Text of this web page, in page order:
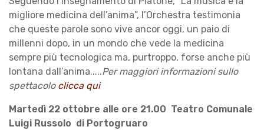
migliore medicina dell’anima”, l’Orchestra testimonia
che queste parole sono vive ancor oggi, un paio di
millenni dopo, in un mondo che vede la medicina
sempre più tecnologica ma, purtroppo, forse anche più
lontana dall’anima.....Per maggiori informazioni sullo
spettacoloclicca qui
Martedì 22 ottobre alle ore 21.00 Teatro Comunale
Luigi Russolo di Portogruaro